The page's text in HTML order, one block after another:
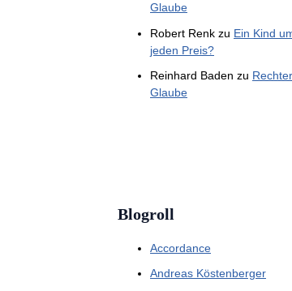
Glaube
Robert Renk zu Ein Kind
jeden Preis?
Reinhard Baden zu Rechter
Glaube
Blogroll
Accordance
Andreas Köstenberger